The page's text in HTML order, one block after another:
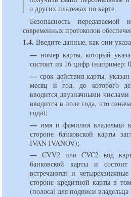
о других платежах по карте.
Безопасность
современных протоколов
1.4. Введите данные, как они
— номер карты, который
состоит из 16 цифр (например:
— срок действия карты,
месяц и год, до которого
вводится двузначными
вводится в поле года, что
года);
— имя и фамилия владельца
стороне банковской карты
IVAN IVANOV);
— CVV2 или CVC2 код
банковской карты и
встречаются и
стороне кредитной карты в
(полоса) для подписи